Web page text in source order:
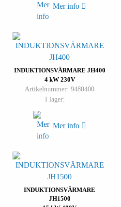
Mer info
INDUKTIONSVÄRMARE JH400
4 kW 230V
Artikelnummer: 9480400
I lager:
Mer info
INDUKTIONSVÄRMARE
JH1500